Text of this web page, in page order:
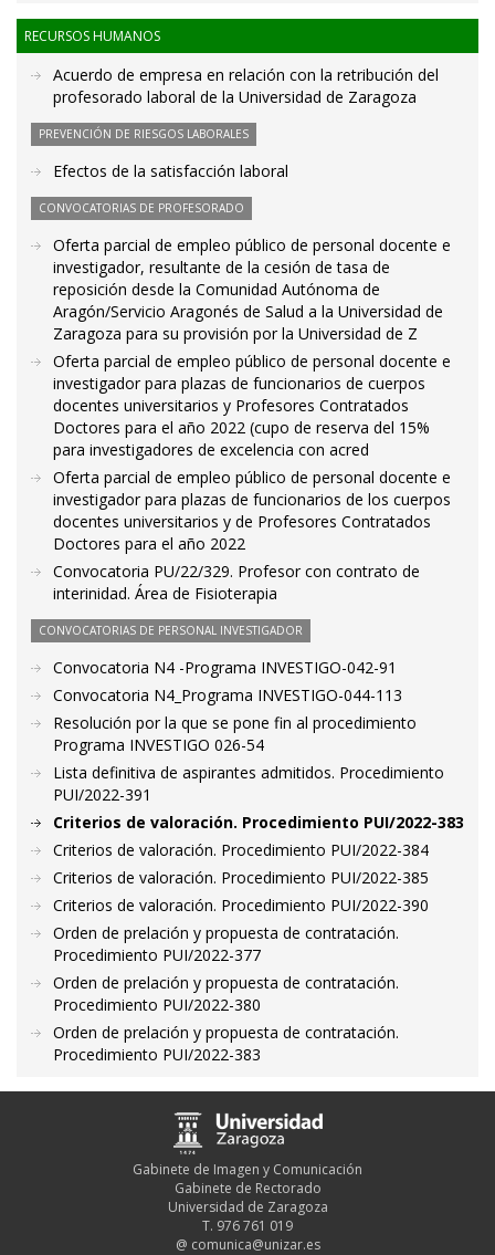
RECURSOS HUMANOS
Acuerdo de empresa en relación con la retribución del
profesorado laboral de la Universidad de Zaragoza
PREVENCIÓN DE RIESGOS LABORALES
Efectos de la satisfacción laboral
CONVOCATORIAS DE PROFESORADO
Oferta parcial de empleo público de personal docente e
investigador, resultante de la cesión de tasa de
reposición desde la Comunidad Autónoma de
Aragón/Servicio Aragonés de Salud a la Universidad de
Zaragoza para su provisión por la Universidad de Z
Oferta parcial de empleo público de personal docente e
investigador para plazas de funcionarios de cuerpos
docentes universitarios y Profesores Contratados
Doctores para el año 2022 (cupo de reserva del 15%
para investigadores de excelencia con acred
Oferta parcial de empleo público de personal docente e
investigador para plazas de funcionarios de los cuerpos
docentes universitarios y de Profesores Contratados
Doctores para el año 2022
Convocatoria PU/22/329. Profesor con contrato de
interinidad. Área de Fisioterapia
CONVOCATORIAS DE PERSONAL INVESTIGADOR
Convocatoria N4 -Programa INVESTIGO-042-91
Convocatoria N4_Programa INVESTIGO-044-113
Resolución por la que se pone fin al procedimiento
Programa INVESTIGO 026-54
Lista definitiva de aspirantes admitidos. Procedimiento
PUI/2022-391
Criterios de valoración. Procedimiento PUI/2022-383
Criterios de valoración. Procedimiento PUI/2022-384
Criterios de valoración. Procedimiento PUI/2022-385
Criterios de valoración. Procedimiento PUI/2022-390
Orden de prelación y propuesta de contratación.
Procedimiento PUI/2022-377
Orden de prelación y propuesta de contratación.
Procedimiento PUI/2022-380
Orden de prelación y propuesta de contratación.
Procedimiento PUI/2022-383
Gabinete de Imagen y Comunicación
Gabinete de Rectorado
Universidad de Zaragoza
T. 976 761 019
@ comunica@unizar.es